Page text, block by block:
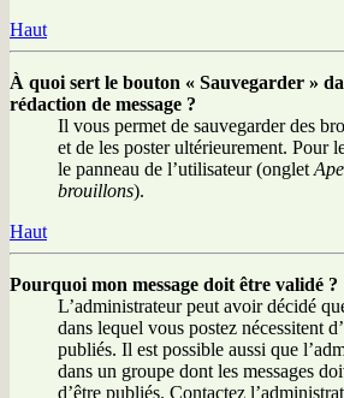
Haut
À quoi sert le bouton « Sauvegarder »
rédaction de message ?
Il vous permet de sauvegarder des
et de les poster ultérieurement. Pour
le panneau de l’utilisateur (onglet
brouillons).
Haut
Pourquoi mon message doit être validé ?
L’administrateur peut avoir décidé
dans lequel vous postez nécessitent
publiés. Il est possible aussi que
dans un groupe dont les messages
d’être publiés. Contactez